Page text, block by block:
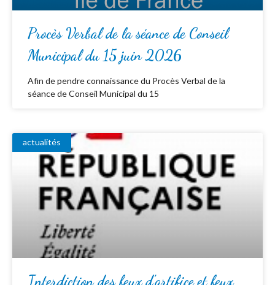
Procès Verbal de la séance de Conseil
Municipal du 15 juin 2026
Afin de pendre connaissance du Procès Verbal de la
séance de Conseil Municipal du 15
actualités
Interdiction des feux d’artifice et feux